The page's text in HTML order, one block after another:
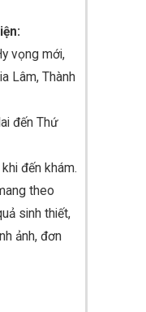
vọng mới,
Lâm, Thành
đến Thứ
đến khám.
theo
sinh thiết,
ảnh, đơn